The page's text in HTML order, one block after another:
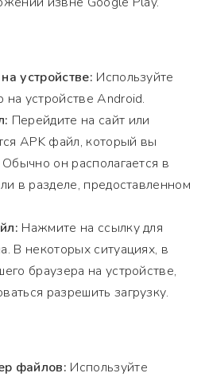
устройстве: Используйте
устройстве Android.
Перейдите на сайт или
APK файл, который вы
Обычно он располагается в
в разделе, предоставленном
Нажмите на ссылку для
В некоторых ситуациях, в
браузера на устройстве,
разрешить загрузку.
файлов: Используйте